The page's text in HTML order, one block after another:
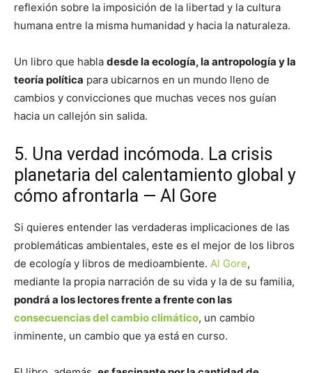
reflexión sobre la imposición de la libertad y la cultura
humana entre la misma humanidad y hacia la naturaleza.
Un libro que habla desde la ecología, la antropología y la
teoría política para ubicarnos en un mundo lleno de
cambios y convicciones que muchas veces nos guían
hacia un callejón sin salida.
5. Una verdad incómoda. La crisis
planetaria del calentamiento global y
cómo afrontarla — Al Gore
Si quieres entender las verdaderas implicaciones de las
problemáticas ambientales, este es el mejor de los libros
de ecología y libros de medioambiente. Al Gore,
mediante la propia narración de su vida y la de su familia,
pondrá a los lectores frente a frente con las
consecuencias del cambio climático, un cambio
inminente, un cambio que ya está en curso.